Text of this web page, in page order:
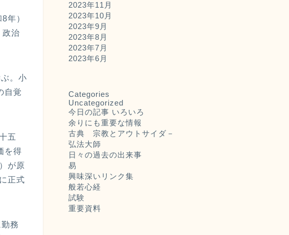
年）
政治
。小
自覚
五
を得
が原
正式
務
2023年11月
2023年10月
2023年9月
2023年8月
2023年7月
2023年6月
Categories
Uncategorized
今日の記事 いろいろ
余りにも重要な情報
古典 宗教とアウトサイダ－
弘法大師
日々の過去の出来事
易
興味深いリンク集
般若心経
試験
重要資料